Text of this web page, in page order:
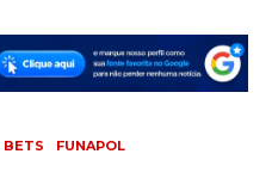
BETS
FUNAPOL